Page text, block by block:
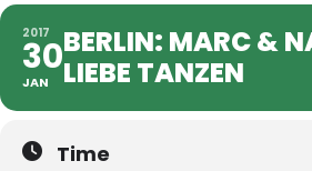
2017
30
JAN
BERLIN: MARC &
LIEBE TANZEN
Time